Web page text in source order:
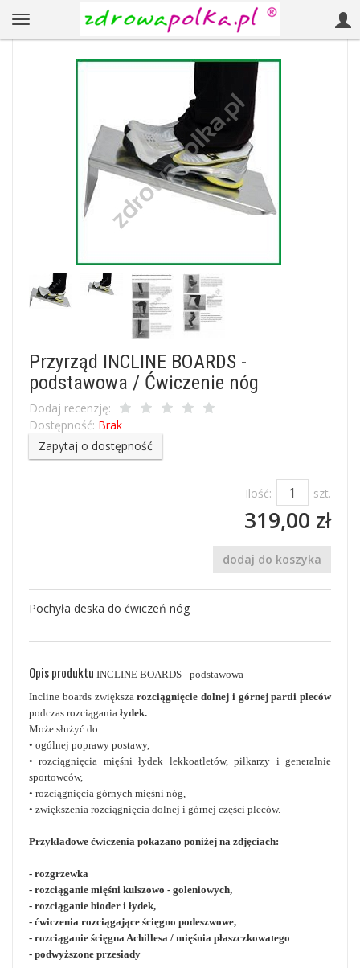
Przyrząd INCLINE BOARDS -
podstawowa / Ćwiczenie nóg
Dodaj recenzję:
Dostępność: Brak
Zapytaj o dostępność
Ilość: szt.
319,00 zł
dodaj do koszyka
Pochyła deska do ćwiczeń nóg
Opis produktu INCLINE BOARDS - podstawowa
Incline boards zwiększarozciągnięcie dolnej i górnej partii pleców
podczas rozciągania łydek.
Może służyć do:
• ogólnej poprawy postawy,
• rozciągnięcia mięśni łydek lekkoatletów, piłkarzy i generalnie
sportowców,
• rozciągnięcia górnych mięśni nóg,
• zwiększenia rozciągnięcia dolnej i górnej części pleców.
Przykładowe ćwiczenia pokazano poniżej na zdjęciach:
- rozgrzewka
- rozciąganie mięśni kulszowo - goleniowych,
- rozciąganie bioder i łydek,
- ćwiczenia rozciągające ścięgno podeszwowe,
- rozciąganie ścięgna Achillesa / mięśnia płaszczkowatego
- podwyższone przesiady